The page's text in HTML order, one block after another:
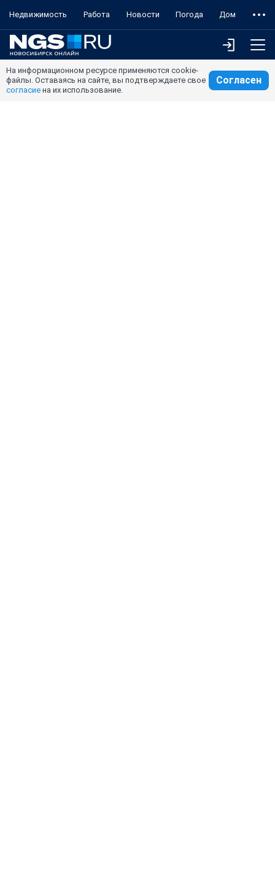
Недвижимость Работа Новости Погода Дом
На информационном ресурсе применяются cookie-
файлы. Оставаясь на сайте, вы подтверждаете свое
согласие на их использование.
Согласен